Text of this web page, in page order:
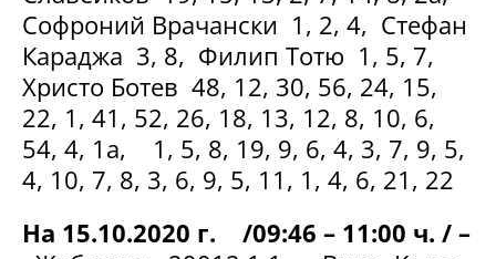
Софроний Врачански 1, 2, 4, Стефан
Караджа 3, 8, Филип Тотю 1, 5, 7,
Христо Ботев 48, 12, 30, 56, 24, 15,
22, 1, 41, 52, 26, 18, 13, 12, 8, 10, 6,
54, 4, 1а, 1, 5, 8, 19, 9, 6, 4, 3, 7, 9, 5,
4, 10, 7, 8, 3, 6, 9, 5, 11, 1, 4, 6, 21, 22
На 15.10.2020 г. /09:46 – 11:00 ч. / –